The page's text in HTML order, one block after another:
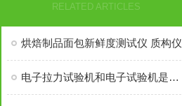
RELATED ARTICLES
烘焙制品面包新鲜度测试仪 质构仪
电子拉力试验机和电子试验机是不一样的